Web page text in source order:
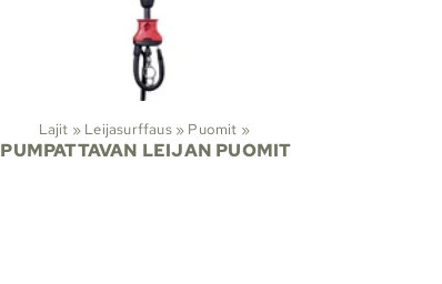
Lajit ‪» Leijasurffaus ‪» Puomit ‪»
PUMPATTAVAN LEIJAN PUOMIT